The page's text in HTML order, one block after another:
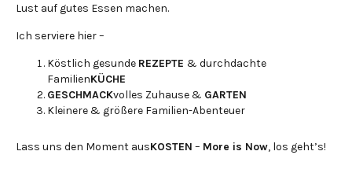
Lust auf gutes Essen machen.
Ich serviere hier –
Köstlich gesunde REZEPTE & durchdachte
FamilienKÜCHE
GESCHMACKvolles Zuhause & GARTEN
Kleinere & größere Familien-Abenteuer
Lass uns den Moment ausKOSTEN – More is Now, los geht’s!